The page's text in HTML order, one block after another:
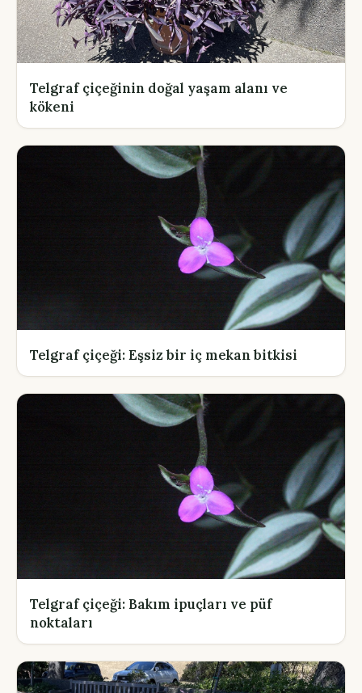
Telgraf çiçeğinin doğal yaşam alanı ve
kökeni
Telgraf çiçeği: Eşsiz bir iç mekan bitkisi
Telgraf çiçeği: Bakım ipuçları ve püf
noktaları